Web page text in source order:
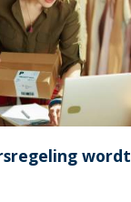
wordt